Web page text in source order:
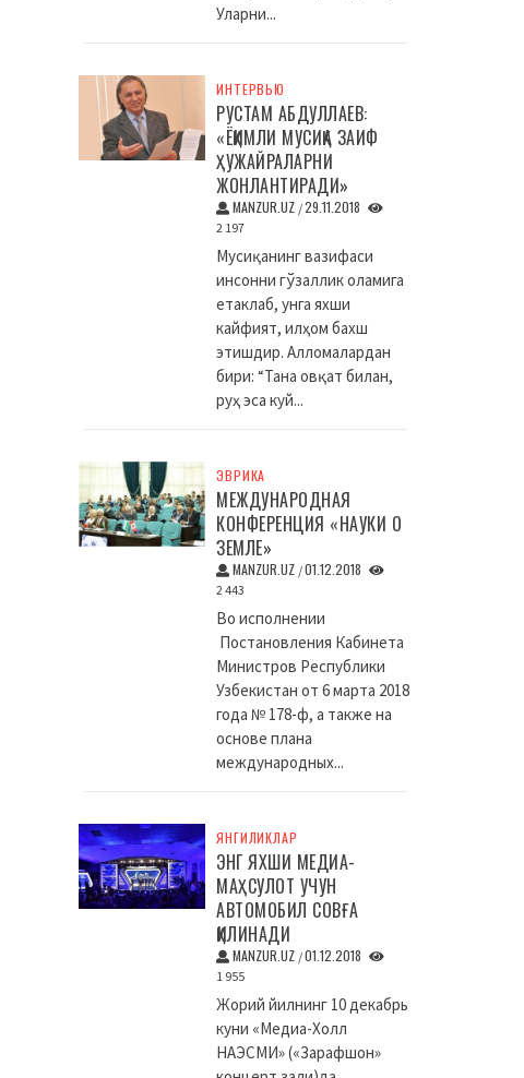
Уларни...
ИНТЕРВЬЮ
РУСТАМ АБДУЛЛАЕВ:
«ЁҚИМЛИ МУСИҚА ЗАИФ
ҲУЖАЙРАЛАРНИ
ЖОНЛАНТИРАДИ»
MANZUR.UZ /29.11.2018
2 197
Мусиқанинг вазифаси
инсонни гўзаллик оламига
етаклаб, унга яхши
кайфият, илҳом бахш
этишдир. Алломалардан
бири: “Тана овқат билан,
руҳ эса куй...
ЭВРИКА
МЕЖДУНАРОДНАЯ
КОНФЕРЕНЦИЯ «НАУКИ О
ЗЕМЛЕ»
MANZUR.UZ /01.12.2018
2 443
Во исполнении
Постановления Кабинета
Министров Республики
Узбекистан от 6 марта 2018
года № 178-ф, а также на
основе плана
международных...
ЯНГИЛИКЛАР
ЭНГ ЯХШИ МЕДИА-
МАҲСУЛОТ УЧУН
АВТОМОБИЛ СОВҒА
ҚИЛИНАДИ
MANZUR.UZ /01.12.2018
1 955
Жорий йилнинг 10 декабрь
куни «Медиа-Холл
НАЭСМИ» («Зарафшон»